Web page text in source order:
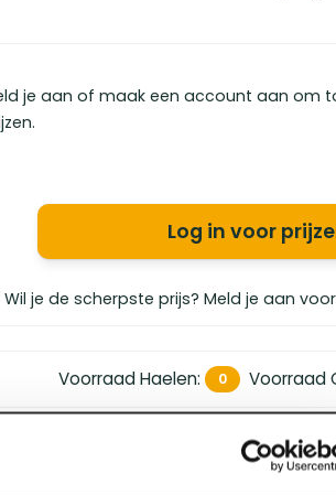
je aan of maak een account aan om
Log in voor
Wil je de scherpste prijs? Meld je aan
Voorraad Haelen: 0 Voorraad
vanaf € 450,- (zakelijk)